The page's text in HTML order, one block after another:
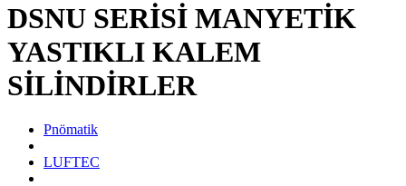
DSNU SERİSİ MANYETİK
YASTIKLI KALEM
SİLİNDİRLER
Pnömatik
LUFTEC